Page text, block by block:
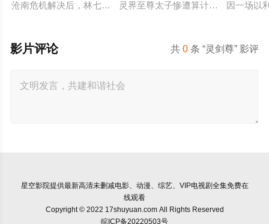
沧南危机解决后，林七夜完成津南山为期一年的守夜人集训考
灵界至尊太子惨遭算计身死，重生跌
因一场以
共0 条 “灵剑尊” 影评
影片评论
星空影院提供最新高清未删减电影、动漫、综艺、VIP电视剧全集免费在
线观看
Copyright © 2022 17shuyuan.com All Rights Reserved
皖ICP备20220503号